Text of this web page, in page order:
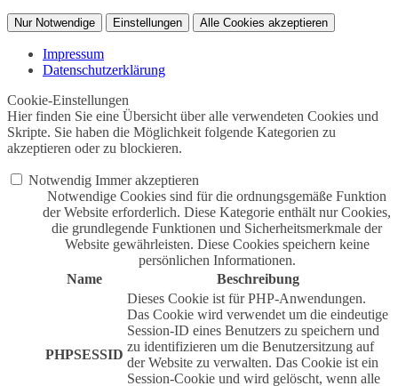
Nur Notwendige Einstellungen Alle Cookies akzeptieren
Impressum
Datenschutzerklärung
Cookie-Einstellungen
Hier finden Sie eine Übersicht über alle verwendeten Cookies und
Skripte. Sie haben die Möglichkeit folgende Kategorien zu
akzeptieren oder zu blockieren.
Notwendig Immer akzeptieren
Notwendige Cookies sind für die ordnungsgemäße Funktion
der Website erforderlich. Diese Kategorie enthält nur Cookies,
die grundlegende Funktionen und Sicherheitsmerkmale der
Website gewährleisten. Diese Cookies speichern keine
persönlichen Informationen.
Name
Beschreibung
PHPSESSID
Dieses Cookie ist für PHP-Anwendungen.
Das Cookie wird verwendet um die eindeutige
Session-ID eines Benutzers zu speichern und
zu identifizieren um die Benutzersitzung auf
der Website zu verwalten. Das Cookie ist ein
Session-Cookie und wird gelöscht, wenn alle